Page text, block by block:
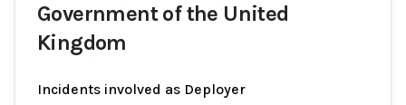
Government of the United
Kingdom
Incidents involved as Deployer